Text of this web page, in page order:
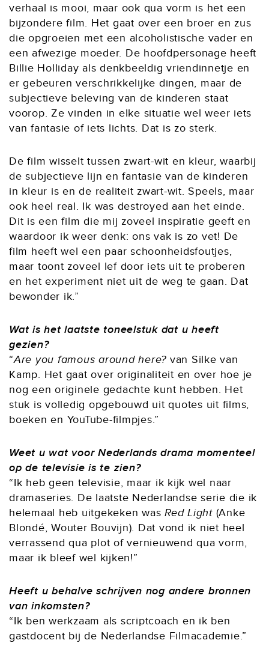
verhaal is mooi, maar ook qua vorm is het een
bijzondere film. Het gaat over een broer en zus
die opgroeien met een alcoholistische vader en
een afwezige moeder. De hoofdpersonage heeft
Billie Holliday als denkbeeldig vriendinnetje en
er gebeuren verschrikkelijke dingen, maar de
subjectieve beleving van de kinderen staat
voorop. Ze vinden in elke situatie wel weer iets
van fantasie of iets lichts. Dat is zo sterk.
De film wisselt tussen zwart-wit en kleur, waarbij
de subjectieve lijn en fantasie van de kinderen
in kleur is en de realiteit zwart-wit. Speels, maar
ook heel real. Ik was destroyed aan het einde.
Dit is een film die mij zoveel inspiratie geeft en
waardoor ik weer denk: ons vak is zo vet! De
film heeft wel een paar schoonheidsfoutjes,
maar toont zoveel lef door iets uit te proberen
en het experiment niet uit de weg te gaan. Dat
bewonder ik.”
Wat is het laatste toneelstuk dat u heeft
gezien?
“Are you famous around here? van Silke van
Kamp. Het gaat over originaliteit en over hoe je
nog een originele gedachte kunt hebben. Het
stuk is volledig opgebouwd uit quotes uit films,
boeken en YouTube-filmpjes.”
Weet u wat voor Nederlands drama momenteel
op de televisie is te zien?
“Ik heb geen televisie, maar ik kijk wel naar
dramaseries. De laatste Nederlandse serie die ik
helemaal heb uitgekeken wasRed Light(Anke
Blondé, Wouter Bouvijn). Dat vond ik niet heel
verrassend qua plot of vernieuwend qua vorm,
maar ik bleef wel kijken!”
Heeft u behalve schrijven nog andere bronnen
van inkomsten?
“Ik ben werkzaam als scriptcoach en ik ben
gastdocent bij de Nederlandse Filmacademie.”